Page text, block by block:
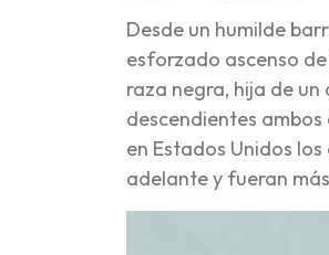
Desde un humilde
esforzado ascenso
raza negra, hija de
descendientes
en Estados Unidos
adelante y fueran